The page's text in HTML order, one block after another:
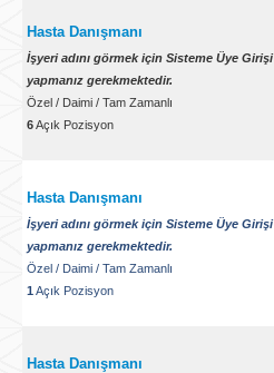
Öğrenim Durumu
Hasta Danışmanı
İşyeri adını görmek için Sisteme Üye Girişi
yapmanız gerekmektedir.
Özel / Daimi / Tam Zamanlı
6Açık Pozisyon
Hasta Danışmanı
İşyeri adını görmek için Sisteme Üye Girişi
yapmanız gerekmektedir.
Özel / Daimi / Tam Zamanlı
1 Açık Pozisyon
Hasta Danışmanı